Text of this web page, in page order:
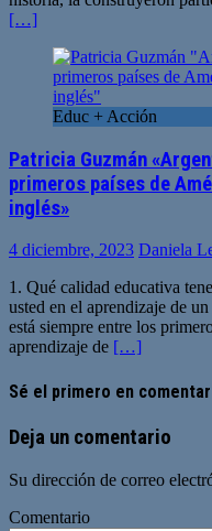
[…]
Educ + Acción
Patricia Guzmán
primeros países de
inglés»
4 diciembre, 2023 Daniela
1. Qué calidad educativa
usted en el aprendizaje de
está siempre entre los
aprendizaje de […]
Sé el primero en comentar
Deja un comentario
Su dirección de correo
Comentario